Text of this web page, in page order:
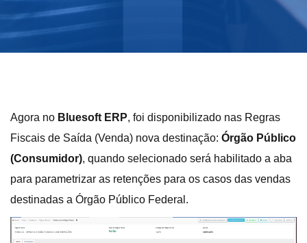
Agora no Bluesoft ERP, foi disponibilizado nas Regras
Fiscais de Saída (Venda) nova destinação: Órgão Público
(Consumidor), quando selecionado será habilitado a aba
para parametrizar as retenções para os casos das vendas
destinadas a Órgão Público Federal.